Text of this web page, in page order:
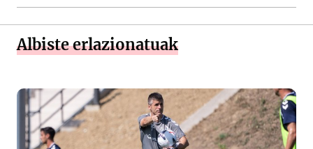
Albiste erlazionatuak